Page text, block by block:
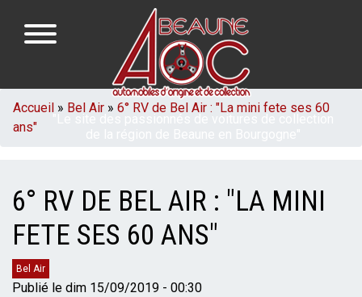
contenu
NAVIGATION
PRINCIPALE
FIL
D'ARIANE
Accueil Bel Air
6° RV de Bel Air : "La mini fete ses 60
ans"
6° RV DE BEL AIR : "LA MINI
FETE SES 60 ANS"
Catégories
Bel Air
Publié le dim 15/09/2019 - 00:30